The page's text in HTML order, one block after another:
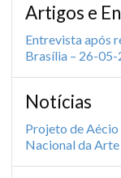
Artigos e
Entrevista após
Brasília – 26-05-
Notícias
Projeto de
Nacional da Arte